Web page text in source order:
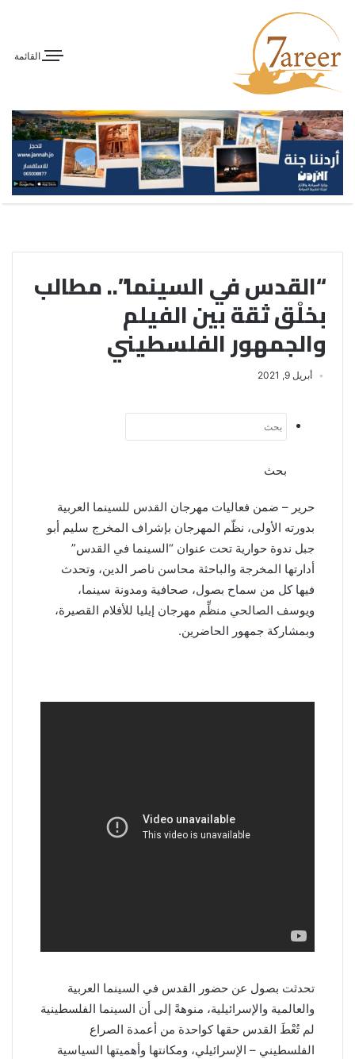
القائمة
“القدس في السينما”.. مطالب
بخلْق ثقة بين الفيلم
والجمهور الفلسطيني
أبريل 9, 2021
بحث
حرير – ضمن فعاليات مهرجان القدس للسينما العربية
بدورته الأولى، نظّم المهرجان بإشراف المخرج سليم أبو
جبل ندوة حوارية تحت عنوان “السينما في القدس”
أدارتها المخرجة والباحثة محاسن ناصر الدين، وتحدث
فيها كل من سماح بصول، صحافية ومدونة سينما،
ويوسف الصالحي منظِّم مهرجان إيليا للأفلام القصيرة،
وبمشاركة جمهور الحاضرين.
تحدثت بصول عن حضور القدس في السينما العربية
والعالمية والإسرائيلية، منوهةً إلى أن السينما الفلسطينية
لم تُعْطَ القدس حقها كواحدة من أعمدة الصراع
الفلسطيني – الإسرائيلي، ومكانتها وأهميتها السياسية